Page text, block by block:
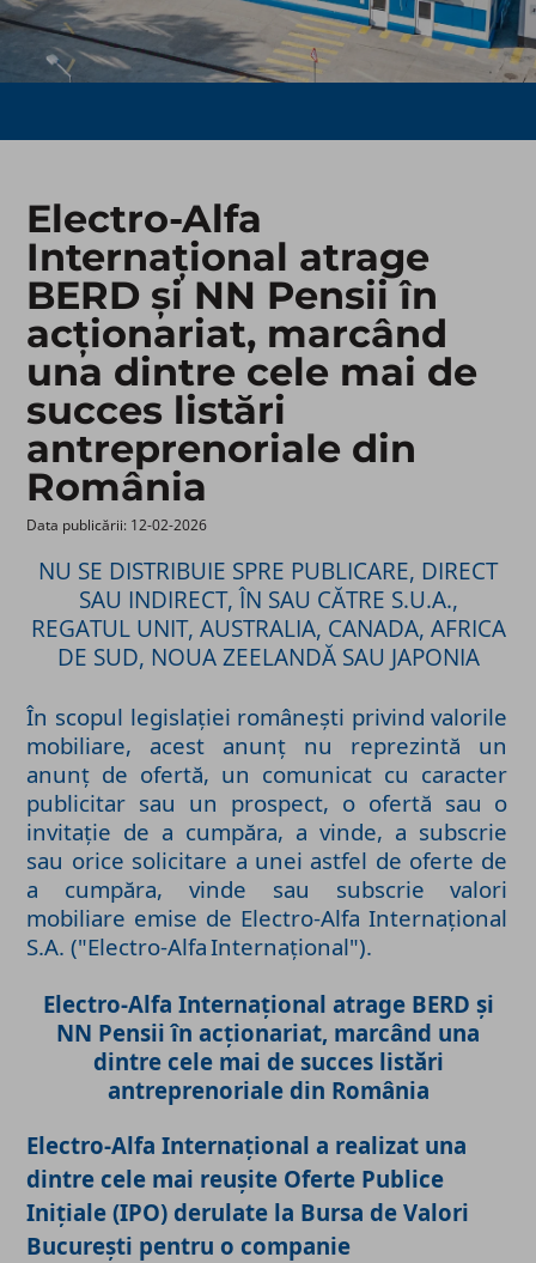
Electro-Alfa
Internațional atrage
BERD și NN Pensii în
acționariat, marcând
una dintre cele mai de
succes listări
antreprenoriale din
România
Data publicării: 12-02-2026 ​
NU SE DISTRIBUIE SPRE PUBLICARE, DIRECT
SAU INDIRECT, ÎN SAU CĂTRE S.U.A.,
REGATUL UNIT, AUSTRALIA, CANADA, AFRICA
DE SUD, NOUA ZEELANDĂ SAU JAPONIA
În scopul legislației românești privind valorile
mobiliare, acest anunț nu reprezintă un
anunț de ofertă, un comunicat cu caracter
publicitar sau un prospect, o ofertă sau o
invitație de a cumpăra, a vinde, a subscrie
sau orice solicitare a unei astfel de oferte de
a cumpăra, vinde sau subscrie valori
mobiliare emise de Electro-Alfa Internațional
S.A. ("Electro-AlfaInternațional").
Electro-Alfa Internațional atrage BERD și
NN Pensii în acționariat, marcând una
dintre cele mai de succes listări
antreprenoriale din România
Electro-Alfa Internațional a realizat una
dintre cele mai reușite Oferte Publice
Inițiale (IPO) derulate la Bursa de Valori
București pentru o companie